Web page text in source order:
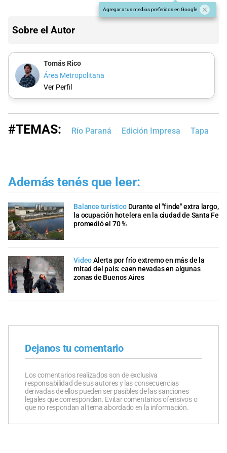
Agregar a tus medios preferidos en Google
Sobre el Autor
Tomás Rico
Área Metropolitana
Ver Perfil
#TEMAS: Río Paraná Edición Impresa Tapa
Además tenés que leer:
Balance turístico Durante el "finde" extra largo,
la ocupación hotelera en la ciudad de Santa Fe
promedió el 70 %
VideoAlerta por frío extremo en más de la
mitad del país: caen nevadas en algunas
zonas de Buenos Aires
Dejanos tu comentario
Los comentarios realizados son de exclusiva
responsabilidad de sus autores y las consecuencias
derivadas de ellos pueden ser pasibles de las sanciones
legales que correspondan. Evitar comentarios ofensivos o
que no respondan al tema abordado en la información.